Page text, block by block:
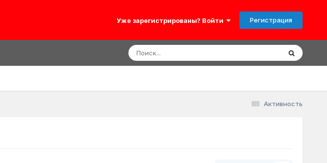
Уже зарегистрированы? Войти Регистрация
Активность